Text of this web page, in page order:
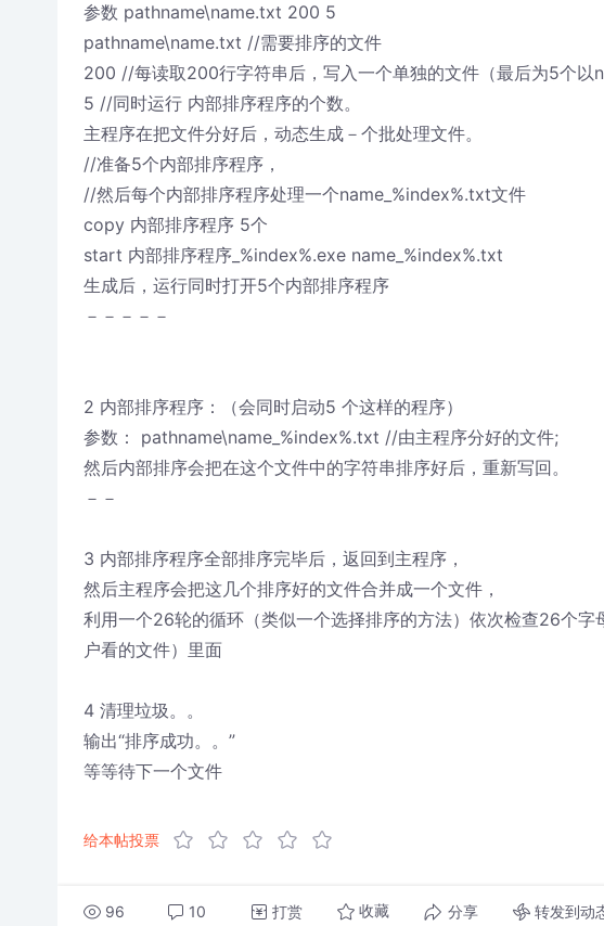
参数 pathname\name.txt 200 5
pathname\name.txt //需要排序的文件
200 //每读取200行字符串后，写入一个单独的文件（最后为5个以
5 //同时运行 内部排序程序的个数。
主程序在把文件分好后，动态生成－个批处理文件。
//准备5个内部排序程序，
//然后每个内部排序程序处理一个name_%index%.txt文件
copy 内部排序程序 5个
start 内部排序程序_%index%.exe name_%index%.txt
生成后，运行同时打开5个内部排序程序
－－－－－
2 内部排序程序：（会同时启动5 个这样的程序）
参数： pathname\name_%index%.txt //由主程序分好的文件;
然后内部排序会把在这个文件中的字符串排序好后，重新写回。
－－
3 内部排序程序全部排序完毕后，返回到主程序，
然后主程序会把这几个排序好的文件合并成一个文件，
利用一个26轮的循环（类似一个选择排序的方法）依次检查26个
户看的文件）里面
4 清理垃圾。。
输出“排序成功。。”
等等待下一个文件
给本帖投票
96 10 打赏 收藏 分享 转发到动